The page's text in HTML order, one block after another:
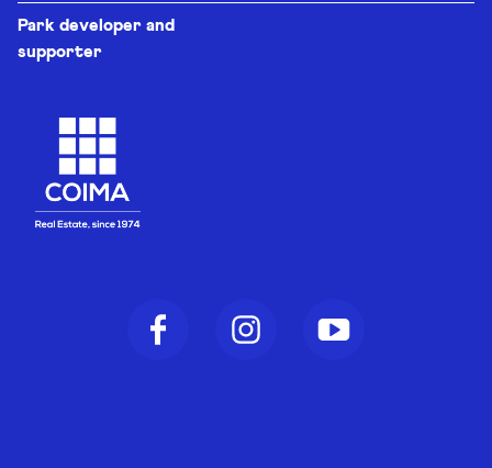
Park developer and
supporter